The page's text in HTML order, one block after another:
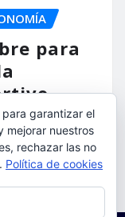
para
garantizar el
mejorar nuestros
rechazar las no
Política de cookies